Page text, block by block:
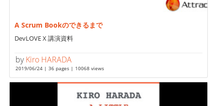
A Scrum Bookのできるまで
DevLOVE X 講演資料
byKiro HARADA
2019/06/24 | 36 pages | 10068 views